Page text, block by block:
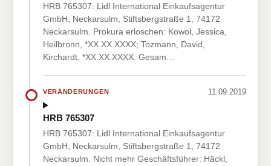
HRB 765307: Lidl International Einkaufsagentur
GmbH, Neckarsulm, Stiftsbergstraße 1, 74172
Neckarsulm. Prokura erloschen: Kowol, Jessica,
Heilbronn, *XX.XX.XXXX; Tozmann, David,
Kirchardt, *XX.XX.XXXX. Gesam…
VERÄNDERUNGEN 11.09.2019
HRB 765307
HRB 765307: Lidl International Einkaufsagentur
GmbH, Neckarsulm, Stiftsbergstraße 1, 74172
Neckarsulm. Nicht mehr Geschäftsführer: Häckl,